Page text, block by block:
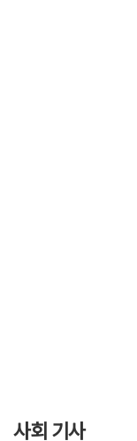
사회 기사